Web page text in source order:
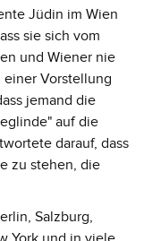
Jüdin im Wien
sie sich vom
und Wiener nie
Vorstellung
jemand die
auf die
darauf, dass
zu stehen, die
Salzburg,